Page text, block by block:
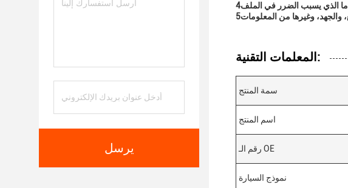
يرسل
4ما الذي يسبب الضرر في الملف
المعلمات التقنية:
سمة المنتج
اسم المنتج
رقم الـ OE
نموذج السيارة